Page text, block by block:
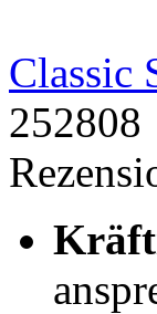
Classic
252808